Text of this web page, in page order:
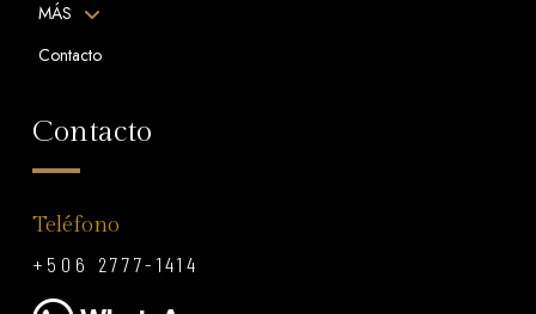
MÁS
Contacto
Contacto
Teléfono
+506 2777-1414